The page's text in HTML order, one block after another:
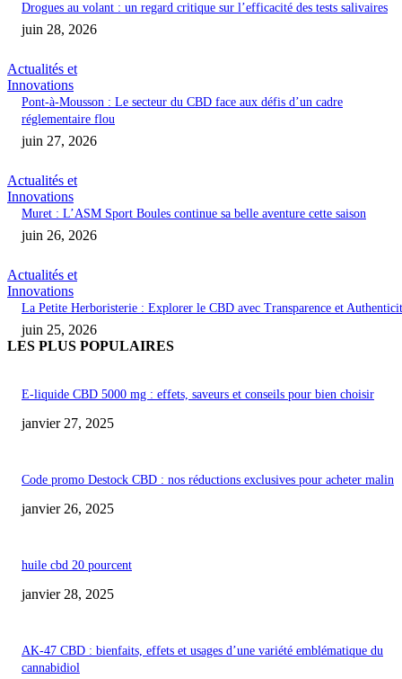
Drogues au volant : un regard critique sur l’efficacité des tests salivaires
juin 28, 2026
Actualités et
Innovations
Pont-à-Mousson : Le secteur du CBD face aux défis d’un cadre
réglementaire flou
juin 27, 2026
Actualités et
Innovations
Muret : L’ASM Sport Boules continue sa belle aventure cette saison
juin 26, 2026
Actualités et
Innovations
La Petite Herboristerie : Explorer le CBD avec Transparence et
juin 25, 2026
LES PLUS POPULAIRES
E-liquide CBD 5000 mg : effets, saveurs et conseils pour bien choisir
janvier 27, 2025
Code promo Destock CBD : nos réductions exclusives pour acheter malin
janvier 26, 2025
huile cbd 20 pourcent
janvier 28, 2025
AK-47 CBD : bienfaits, effets et usages d’une variété emblématique du
cannabidiol